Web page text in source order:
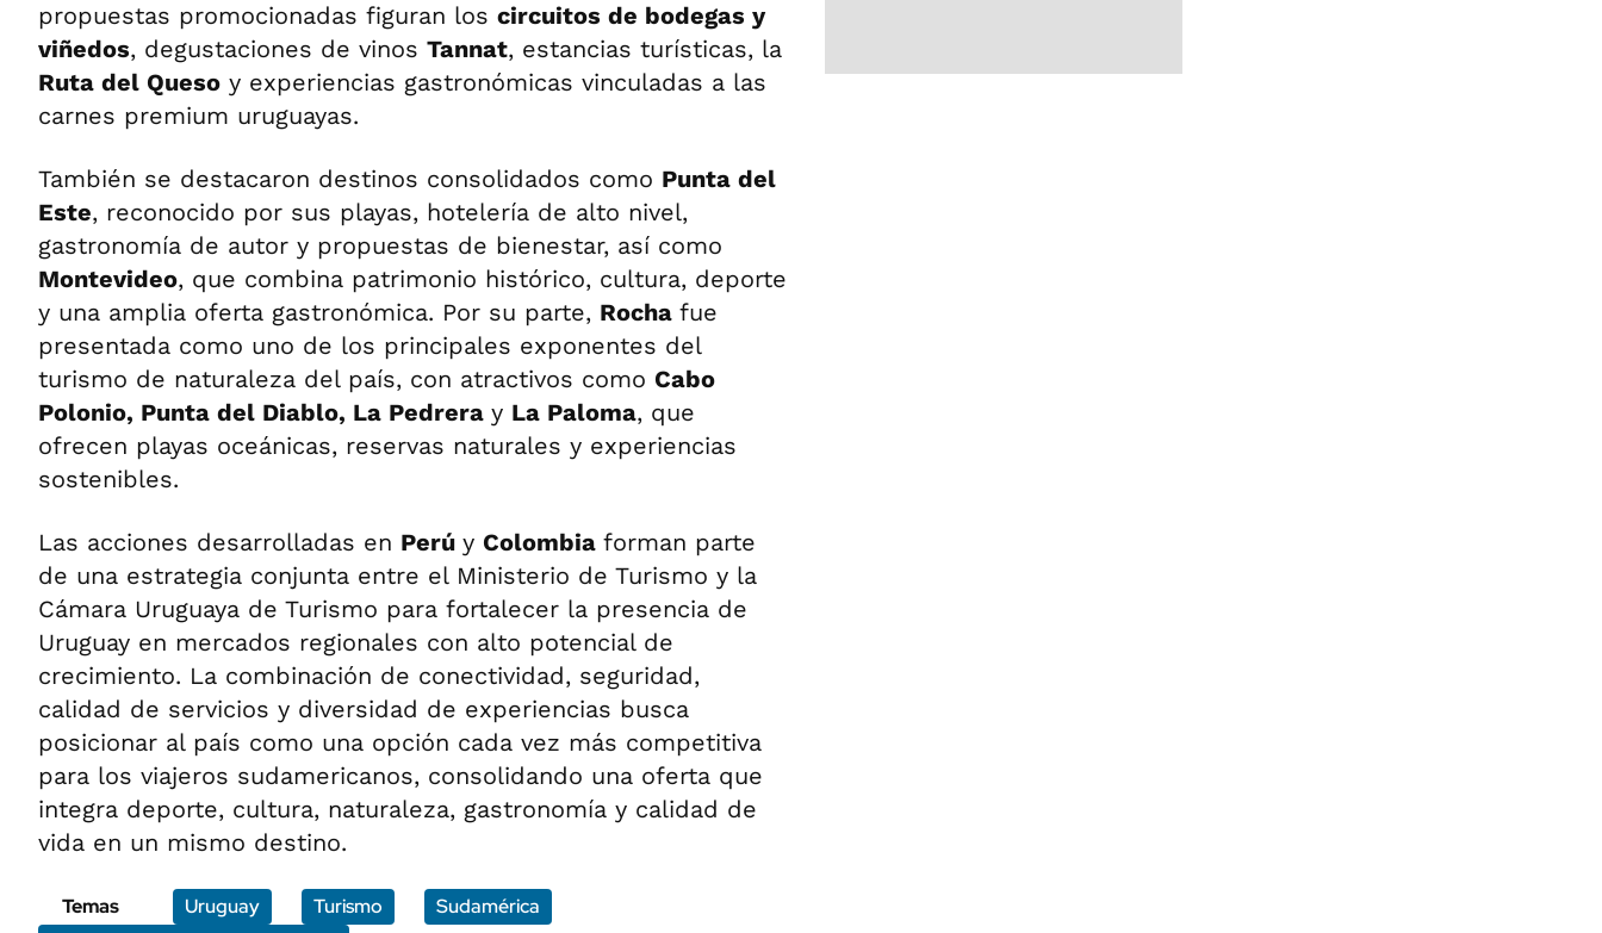
propuestas promocionadas figuran los circuitos de bodegas y
viñedos, degustaciones de vinos Tannat, estancias turísticas, la
Ruta del Queso y experiencias gastronómicas vinculadas a las
carnes premium uruguayas.
También se destacaron destinos consolidados como Punta del
Este, reconocido por sus playas, hotelería de alto nivel,
gastronomía de autor y propuestas de bienestar, así como
Montevideo, que combina patrimonio histórico, cultura, deporte
y una amplia oferta gastronómica. Por su parte, Rocha fue
presentada como uno de los principales exponentes del
turismo de naturaleza del país, con atractivos como Cabo
Polonio, Punta del Diablo, La Pedrera y La Paloma, que
ofrecen playas oceánicas, reservas naturales y experiencias
sostenibles.
Las acciones desarrolladas en Perú y Colombia forman parte
de una estrategia conjunta entre el Ministerio de Turismo y la
Cámara Uruguaya de Turismo para fortalecer la presencia de
Uruguay en mercados regionales con alto potencial de
crecimiento. La combinación de conectividad, seguridad,
calidad de servicios y diversidad de experiencias busca
posicionar al país como una opción cada vez más competitiva
para los viajeros sudamericanos, consolidando una oferta que
integra deporte, cultura, naturaleza, gastronomía y calidad de
vida en un mismo destino.
Temas Uruguay Turismo
Sudamérica